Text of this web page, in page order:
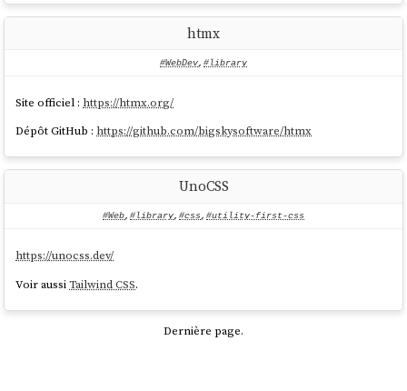
htmx
#WebDev, #library
Site officiel : https://htmx.org/
Dépôt GitHub :https://github.com/bigskysoftware/htmx
UnoCSS
#Web, #library, #css, #utility-first-css
https://unocss.dev/
Voir aussiTailwind CSS.
Dernière page.